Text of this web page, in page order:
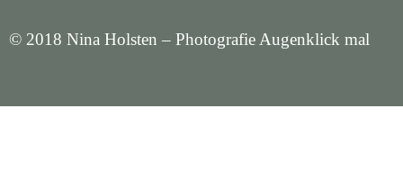
© 2018 Nina Holsten – Photografie Augenklick mal